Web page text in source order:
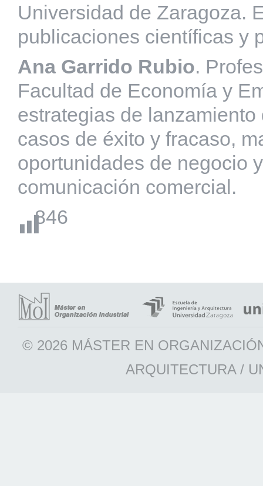
Universidad de Zaragoza.
publicaciones científicas y
Ana Garrido Rubio.
Facultad de Economía y
estrategias de
casos de éxito y fracaso,
oportunidades de negocio
comunicación comercial.
846
© 2026 MÁSTER EN
ARQUITECTURA /